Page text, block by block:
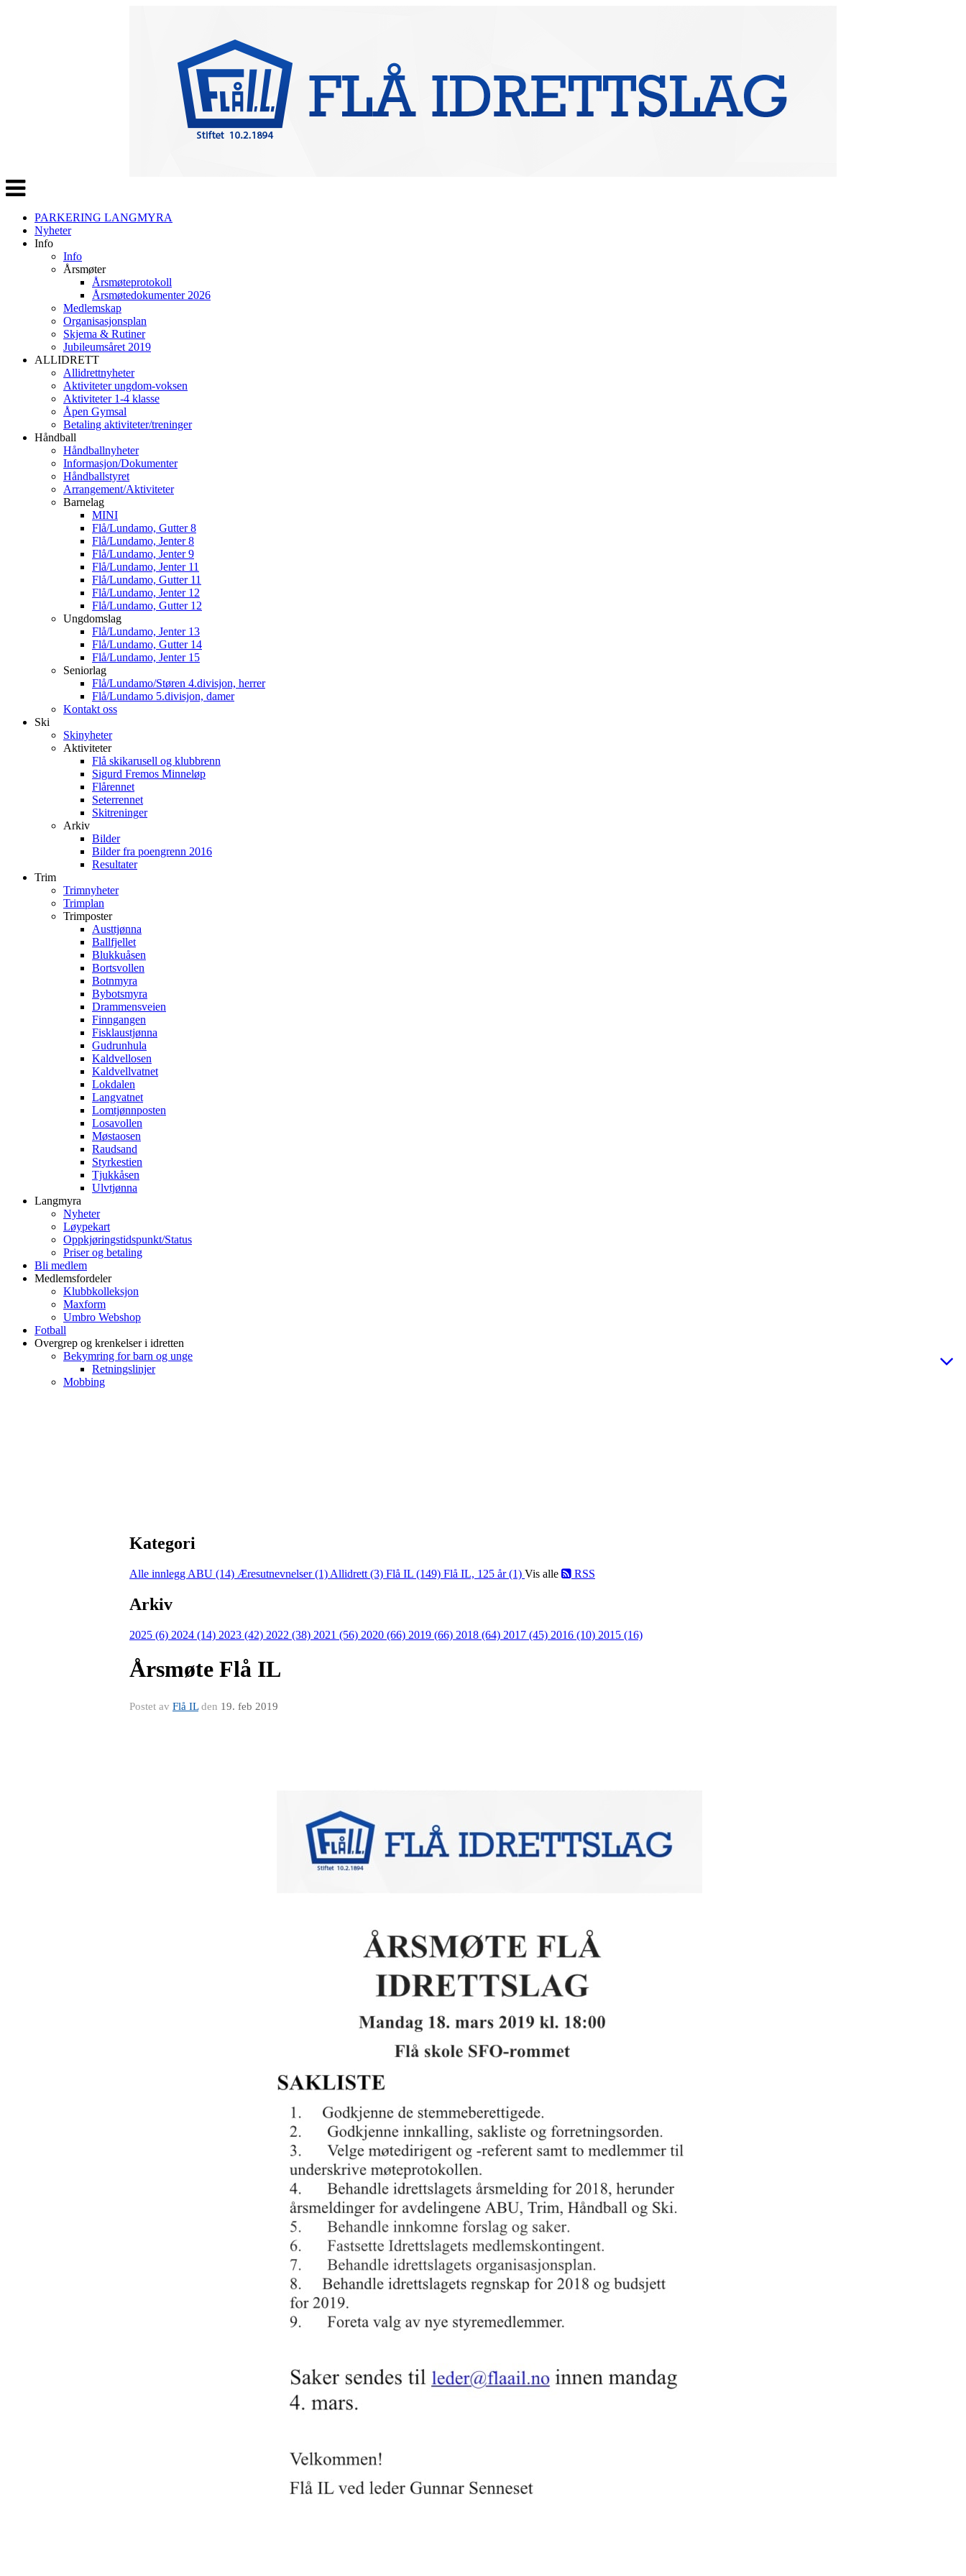
Veksle
navigasjon
PARKERING LANGMYRA
Nyheter
Info
Info
Årsmøter
Årsmøteprotokoll
Årsmøtedokumenter 2026
Medlemskap
Organisasjonsplan
Skjema & Rutiner
Jubileumsåret 2019
ALLIDRETT
Allidrettnyheter
Aktiviteter ungdom-voksen
Aktiviteter 1-4 klasse
Åpen Gymsal
Betaling aktiviteter/treninger
Håndball
Håndballnyheter
Informasjon/Dokumenter
Håndballstyret
Arrangement/Aktiviteter
Barnelag
MINI
Flå/Lundamo, Gutter 8
Flå/Lundamo, Jenter 8
Flå/Lundamo, Jenter 9
Flå/Lundamo, Jenter 11
Flå/Lundamo, Gutter 11
Flå/Lundamo, Jenter 12
Flå/Lundamo, Gutter 12
Ungdomslag
Flå/Lundamo, Jenter 13
Flå/Lundamo, Gutter 14
Flå/Lundamo, Jenter 15
Seniorlag
Flå/Lundamo/Støren 4.divisjon, herrer
Flå/Lundamo 5.divisjon, damer
Kontakt oss
Ski
Skinyheter
Aktiviteter
Flå skikarusell og klubbrenn
Sigurd Fremos Minneløp
Flårennet
Seterrennet
Skitreninger
Arkiv
Bilder
Bilder fra poengrenn 2016
Resultater
Trim
Trimnyheter
Trimplan
Trimposter
Austtjønna
Ballfjellet
Blukkuåsen
Bortsvollen
Botnmyra
Bybotsmyra
Drammensveien
Finngangen
Fisklaustjønna
Gudrunhula
Kaldvellosen
Kaldvellvatnet
Lokdalen
Langvatnet
Lomtjønnposten
Losavollen
Møstaosen
Raudsand
Styrkestien
Tjukkåsen
Ulvtjønna
Langmyra
Nyheter
Løypekart
Oppkjøringstidspunkt/Status
Priser og betaling
Bli medlem
Medlemsfordeler
Klubbkolleksjon
Maxform
Umbro Webshop
Fotball
Overgrep og krenkelser i idretten
Bekymring for barn og unge
Retningslinjer
Mobbing
Kategori
Alle innlegg ABU (14) Æresutnevnelser (1) Allidrett (3) Flå IL (149) Flå IL, 125 år (1) Vis alle RSS
Arkiv
2025 (6) 2024 (14) 2023 (42) 2022 (38) 2021 (56) 2020 (66) 2019 (66) 2018 (64) 2017 (45) 2016 (10) 2015 (16)
Årsmøte Flå IL
Postet av Flå ILden 19. feb 2019